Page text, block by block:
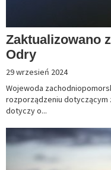
Zaktualizowano
Odry
29 wrzesień 2024
Wojewoda
rozporządzeniu dotyczącym
dotyczy o...